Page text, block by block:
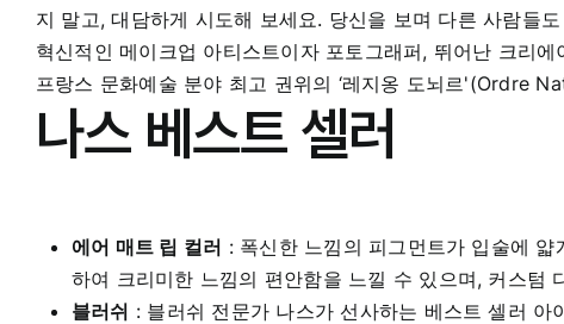
지 말고, 대담하게 시도해 보세요. 당신을 보며 다른 사람들
혁신적인 메이크업 아티스트이자 포토그래퍼, 뛰어난 크리
프랑스 문화예술 분야 최고 권위의 ‘레지옹 도뇌르'(Ordre
나스 베스트 셀러
에어 매트 립 컬러 : 폭신한 느낌의 피그먼트가 입술에
하여 크리미한 느낌의 편안함을 느낄 수 있으며, 커스텀
블러쉬 : 블러쉬 전문가 나스가 선사하는 베스트 셀러